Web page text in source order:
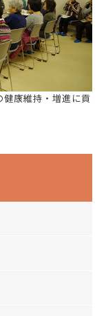
康維持・増進に貢